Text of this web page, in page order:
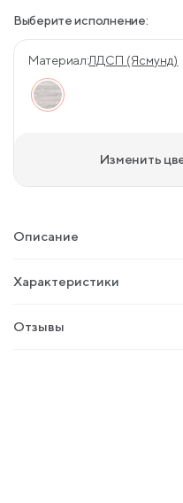
Выберите исполнение:
Материал:ЛДСП (Ясмунд)
Изменить
Описание
Характеристики
Отзывы